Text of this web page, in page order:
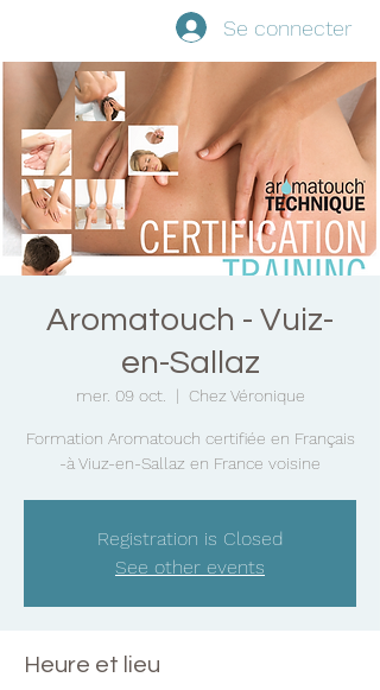
Se connecter
Aromatouch - Vuiz-
en-Sallaz
mer. 09 oct.
  |
Chez Véronique
Formation Aromatouch certifiée en Français
-à Viuz-en-Sallaz en France voisine
Registration is Closed
See other events
Heure et lieu